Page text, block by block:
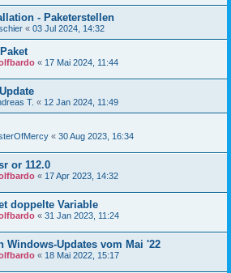
- Paketerstellen
« 03 Jul 2024, 14:32
« 17 Mai 2024, 11:44
T. « 12 Jan 2024, 11:49
« 30 Aug 2023, 16:34
or 112.0
« 17 Apr 2023, 14:32
doppelte Variable
« 31 Jan 2023, 11:24
Windows-Updates vom Mai '22
« 18 Mai 2022, 15:17